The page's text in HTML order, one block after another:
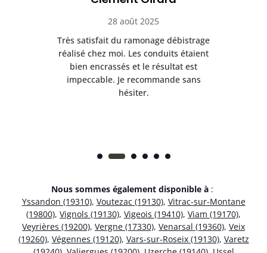
28 août 2025
Très satisfait du ramonage débistrage
réalisé chez moi. Les conduits étaient
bien encrassés et le résultat est
impeccable. Je recommande sans
hésiter.
Nous sommes également disponible à :
Yssandon (19310), Voutezac (19130), Vitrac-sur-Montane
(19800), Vignols (19130), Vigeois (19410), Viam (19170),
Veyrières (19200), Vergne (17330), Venarsal (19360), Veix
(19260), Végennes (19120), Vars-sur-Roseix (19130), Varetz